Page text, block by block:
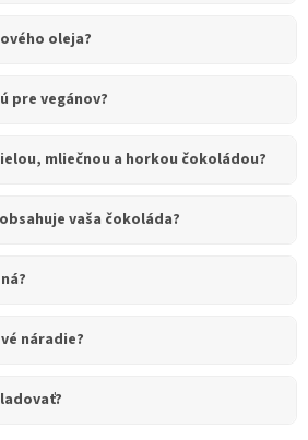
oleja?
pre vegánov?
mliečnou a horkou čokoládou?
vaša čokoláda?
náradie?